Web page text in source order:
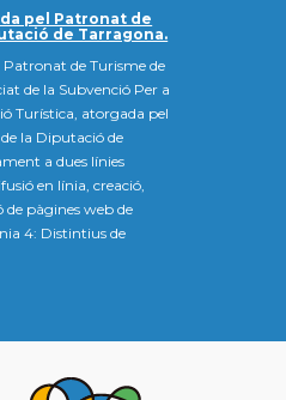
pel Patronat de
de Tarragona.
de Turisme de
de la Subvenció Per a
Turística, atorgada pel
la Diputació de
a dues línies
en línia, creació,
pàgines web de
4: Distintius de